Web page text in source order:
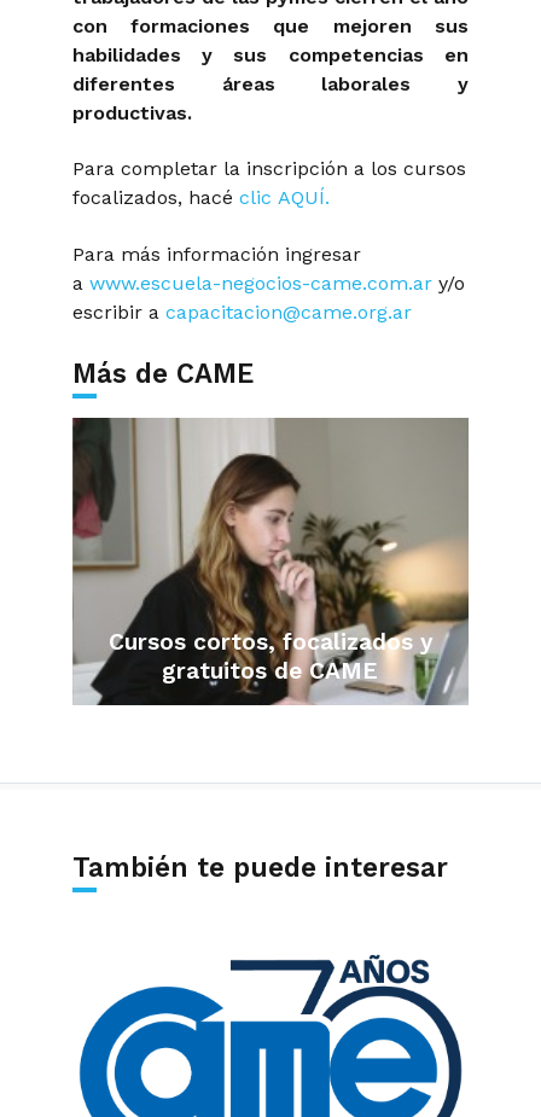
con formaciones que mejoren sus
habilidades y sus competencias en
diferentes áreas laborales y
productivas.
Para completar la inscripción a los cursos
focalizados, hacé clic AQUÍ.
Para más información ingresar
a www.escuela-negocios-came.com.ary/o
escribir a capacitacion@came.org.ar
Más de CAME
Cursos cortos, focalizados y
gratuitos de CAME
También te puede interesar